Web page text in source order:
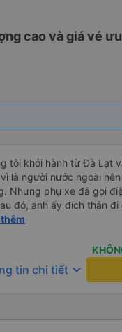
cao và giá vé
tôi khởi hành từ Đà Lạt
là người nước ngoài
Nhưng phụ xe đã gọi
đó, anh ấy đích thân
xe giường nằm với hai
Tôi rất ngạc nhiên khi
và mọi người xuống xe
chúng tôi dậy và đảm
tin chi tiết keyboard_arrow_down